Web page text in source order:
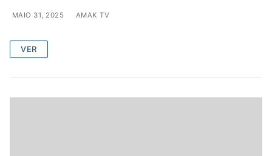
MAIO 31, 2025 AMAK TV
VER